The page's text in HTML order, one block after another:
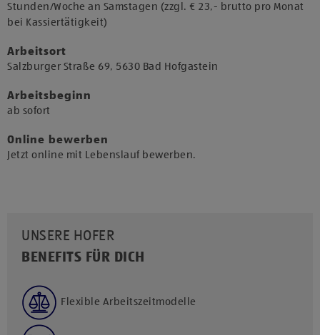
Stunden/Woche an Samstagen (zzgl. € 23,- brutto pro Monat
bei Kassiertätigkeit)
Arbeitsort
​Salzburger Straße 69, 5630 Bad Hofgastein​
Arbeitsbeginn
​ab sofort​
Online bewerben
Jetzt online mit Lebenslauf bewerben.
UNSERE HOFER
BENEFITS FÜR DICH
Flexible Arbeitszeitmodelle